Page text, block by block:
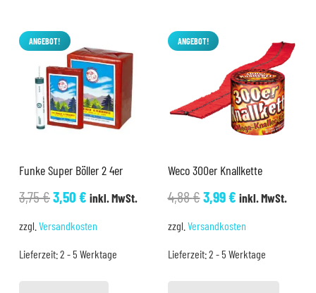
ANGEBOT!
Funke Super Böller 2 4er
3,75€Ursprünglicher
3,75 €
3,50€Aktueller
3,50 €.
inkl. MwSt.
zzgl. Versandkosten
Lieferzeit:2 - 5 Werktage
ANGEBOT!
Weco 300er Knallkette
4,88€Ursprünglicher
4,88 €
3,99€Aktueller
3,99 €.
inkl. MwSt.
zzgl. Versandkosten
Lieferzeit:2 - 5 Werktage